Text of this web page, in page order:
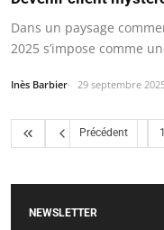
Dans un paysage
2025 s’impose comme
Inès Barbier 29 septembre
Précédent 1
NEWSLETTER